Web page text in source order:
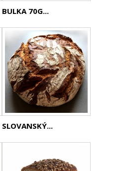
BULKA 70G...
SLOVANSKÝ...